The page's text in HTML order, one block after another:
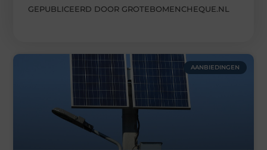
GEPUBLICEERD DOOR GROTEBOMENCHEQUE.NL
AANBIEDINGEN